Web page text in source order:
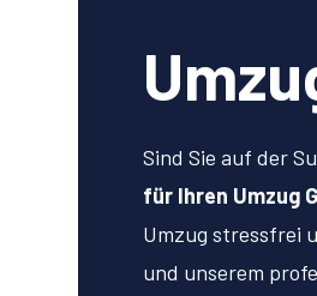
Sind Sie auf der
für Ihren Umzug
Umzug stressfrei
und unserem